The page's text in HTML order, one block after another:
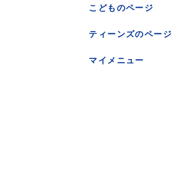
こどものページ
ティーンズのページ
マイメニュー